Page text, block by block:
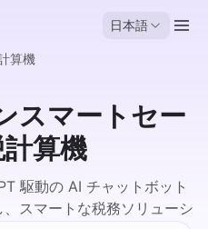
日本語
算機
スマートセー
算機
駆動の AI チャットボット
スマートな税務ソリューシ